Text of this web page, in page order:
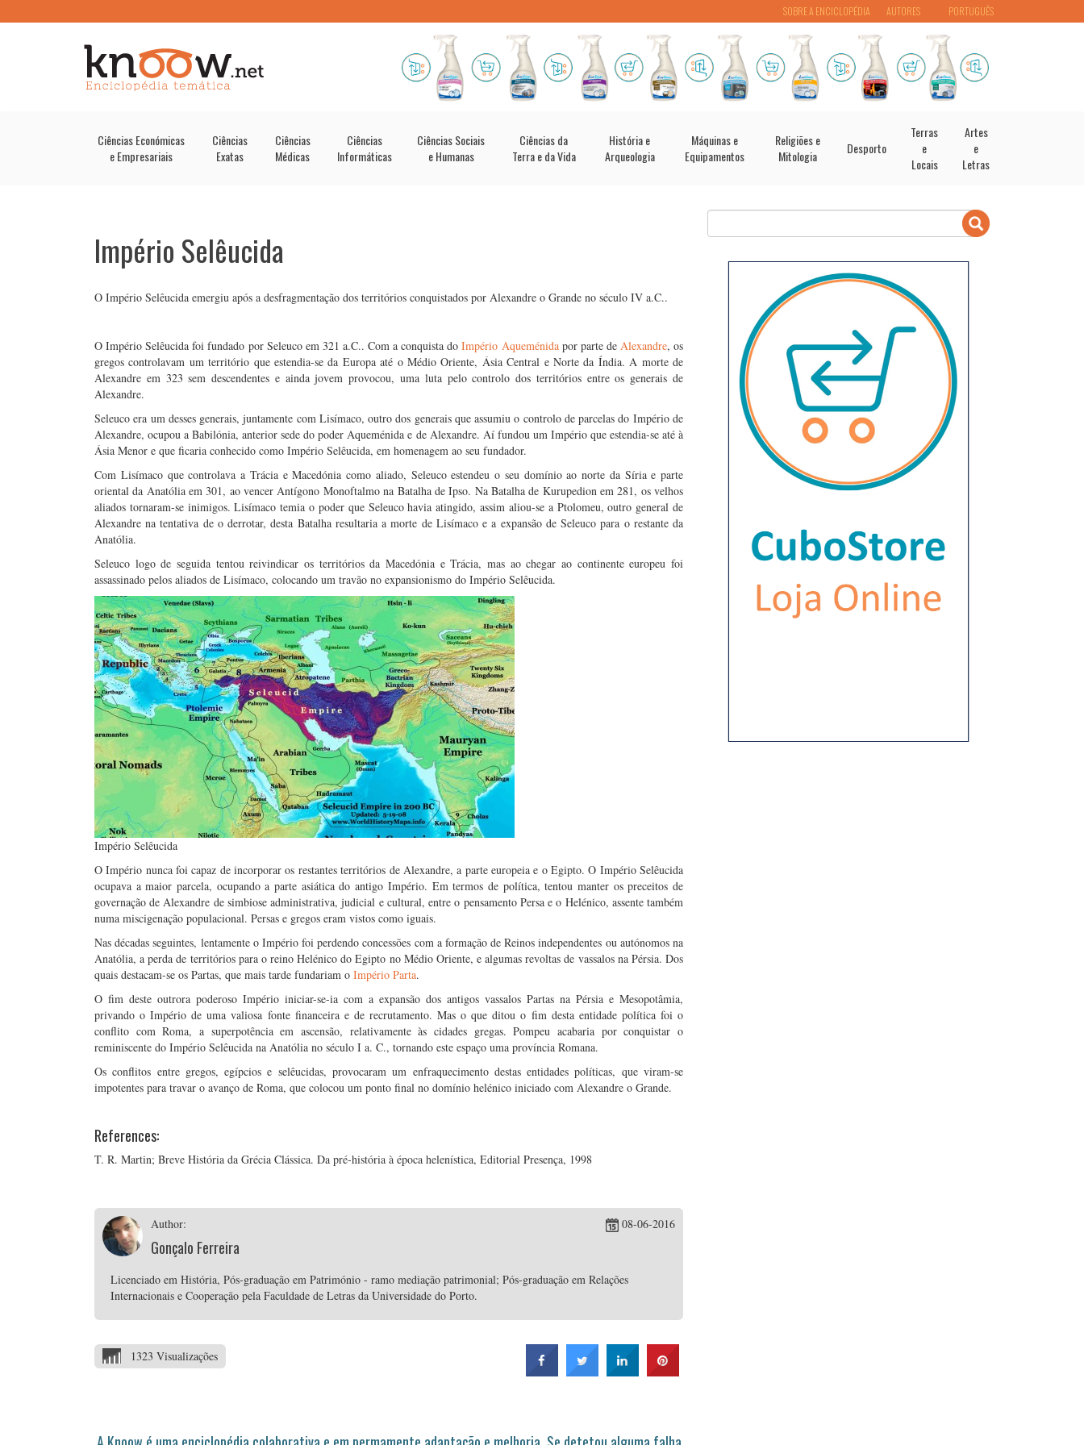
PORTUGUÊS
SOBRE A ENCICLOPÉDIA AUTORES
Ciências Económicas
e Empresariais
Ciências
Exatas
Ciências
Médicas
Ciências
Informáticas
Ciências Sociais
e Humanas
Ciências da
Terra e da Vida
História e
Arqueologia
Máquinas e
Equipamentos
Religiões e
Mitologia
Desporto
Terras
e
Locais
Artes
e
Letras
Império Selêucida
O Império Selêucida emergiu após a desfragmentação dos territórios conquistados por Alexandre o Grande no século IV a.C..
O Império Selêucida foi fundado por Seleuco em 321 a.C.. Com a conquista doImpério Aqueménidapor parte de Alexandre, os
gregos controlavam um território que estendia-se da Europa até o Médio Oriente, Ásia Central e Norte da Índia. A morte de
Alexandre em 323 sem descendentes e ainda jovem provocou, uma luta pelo controlo dos territórios entre os generais de
Alexandre.
Seleuco era um desses generais, juntamente com Lisímaco, outro dos generais que assumiu o controlo de parcelas do Império de
Alexandre, ocupou a Babilónia, anterior sede do poder Aqueménida e de Alexandre. Aí fundou um Império que estendia-se até à
Ásia Menor e que ficaria conhecido como Império Selêucida, em homenagem ao seu fundador.
Com Lisímaco que controlava a Trácia e Macedónia como aliado, Seleuco estendeu o seu domínio ao norte da Síria e parte
oriental da Anatólia em 301, ao vencer Antígono Monoftalmo na Batalha de Ipso. Na Batalha de Kurupedion em 281, os velhos
aliados tornaram-se inimigos. Lisímaco temia o poder que Seleuco havia atingido, assim aliou-se a Ptolomeu, outro general de
Alexandre na tentativa de o derrotar, desta Batalha resultaria a morte de Lisímaco e a expansão de Seleuco para o restante da
Anatólia.
Seleuco logo de seguida tentou reivindicar os territórios da Macedónia e Trácia, mas ao chegar ao continente europeu foi
assassinado pelos aliados de Lisímaco, colocando um travão no expansionismo do Império Selêucida.
Império Selêucida
O Império nunca foi capaz de incorporar os restantes territórios de Alexandre, a parte europeia e o Egipto. O Império Selêucida
ocupava a maior parcela, ocupando a parte asiática do antigo Império. Em termos de política, tentou manter os preceitos de
governação de Alexandre de simbiose administrativa, judicial e cultural, entre o pensamento Persa e o Helénico, assente também
numa miscigenação populacional. Persas e gregos eram vistos como iguais.
Nas décadas seguintes, lentamente o Império foi perdendo concessões com a formação de Reinos independentes ou autónomos na
Anatólia, a perda de territórios para o reino Helénico do Egipto no Médio Oriente, e algumas revoltas de vassalos na Pérsia. Dos
quais destacam-se os Partas, que mais tarde fundariam o Império Parta.
O fim deste outrora poderoso Império iniciar-se-ia com a expansão dos antigos vassalos Partas na Pérsia e Mesopotâmia,
privando o Império de uma valiosa fonte financeira e de recrutamento. Mas o que ditou o fim desta entidade política foi o
conflito com Roma, a superpotência em ascensão, relativamente às cidades gregas. Pompeu acabaria por conquistar o
reminiscente do Império Selêucida na Anatólia no século I a. C., tornando este espaço uma província Romana.
Os conflitos entre gregos, egípcios e selêucidas, provocaram um enfraquecimento destas entidades políticas, que viram-se
impotentes para travar o avanço de Roma, que colocou um ponto final no domínio helénico iniciado com Alexandre o Grande.
References:
T. R. Martin; Breve História da Grécia Clássica. Da pré-história à época helenística, Editorial Presença, 1998
Author:
Gonçalo Ferreira
08-06-2016
Licenciado em História, Pós-graduação em Património - ramo mediação patrimonial; Pós-graduação em Relações
Internacionais e Cooperação pela Faculdade de Letras da Universidade do Porto.
1323 Visualizações